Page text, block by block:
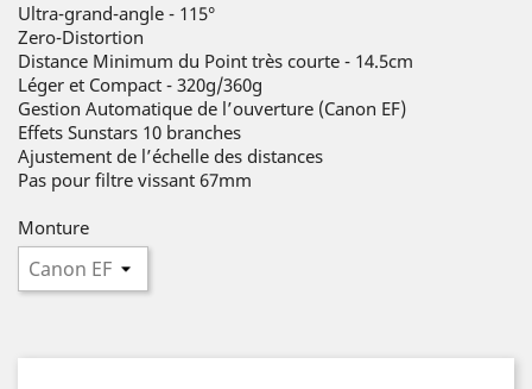
Ultra-grand-angle - 115°
Zero-Distortion
Distance Minimum du Point très courte - 14.5cm
Léger et Compact - 320g/360g
Gestion Automatique de l’ouverture (Canon EF)
Effets Sunstars 10 branches
Ajustement de l’échelle des distances
Pas pour filtre vissant 67mm
Monture